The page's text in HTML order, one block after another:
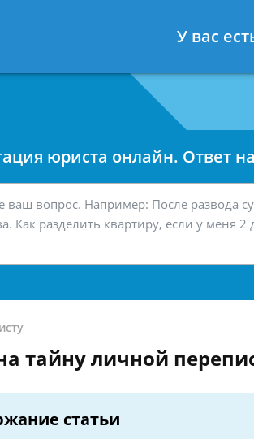
7 812 467-34-29
юриста онлайн. Ответ
тайну личной
статьи
У вас